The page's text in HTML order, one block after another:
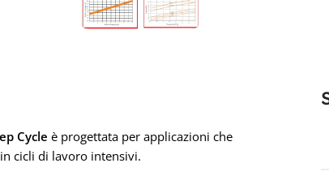
Cycle è progettata per applicazioni che
cicli di lavoro intensivi.